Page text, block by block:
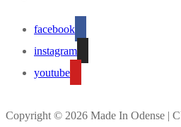
facebook
instagram
youtube
Copyright © 2026 Made In Odense |